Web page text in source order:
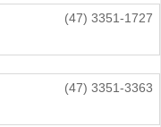
(47) 3351-1727
(47) 3351-3363